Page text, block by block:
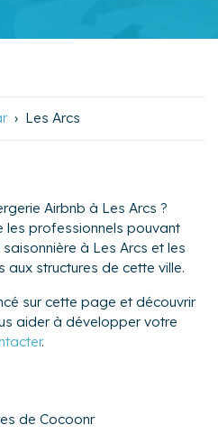
Les Arcs
Airbnb à Les Arcs ?
les professionnels pouvant
à Les Arcs et les
structures de cette ville.
sur cette page et découvrir
aider à développer votre
.
de Cocoonr